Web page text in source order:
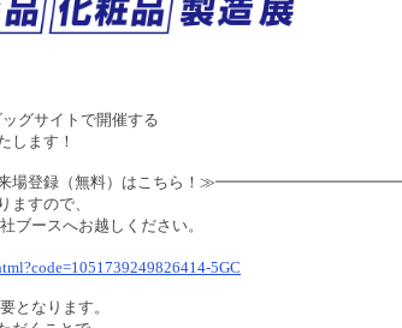
グサイトで開催する
します！
登録（無料）はこちら！
ますので、
ブースへお越しください。
5GC
となります。